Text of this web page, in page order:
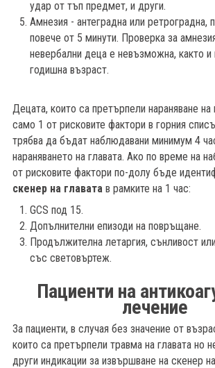
удар от тъп предмет, и други.
Амнезия - антеградна или
повече от 5 минути. Проверка за
невербални деца е невъзможна, както
годишна възраст.
Децата, които са претърпели нараняване на
само 1 от рисковите фактори в горния
трябва да бъдат наблюдавани минимум 4
нараняването на главата. Ако по време на
от рисковите фактори по-долу бъде
скенер на главатав рамките на 1 час:
GCS под 15.
Допълнителни епизоди на повръщане.
Продължителна летаргия, сънливост
със световъртеж.
Пациенти на
лечение
За пациенти, в случая без значение от
които са претърпели травма на главата но
други индикации за извършване на скенер